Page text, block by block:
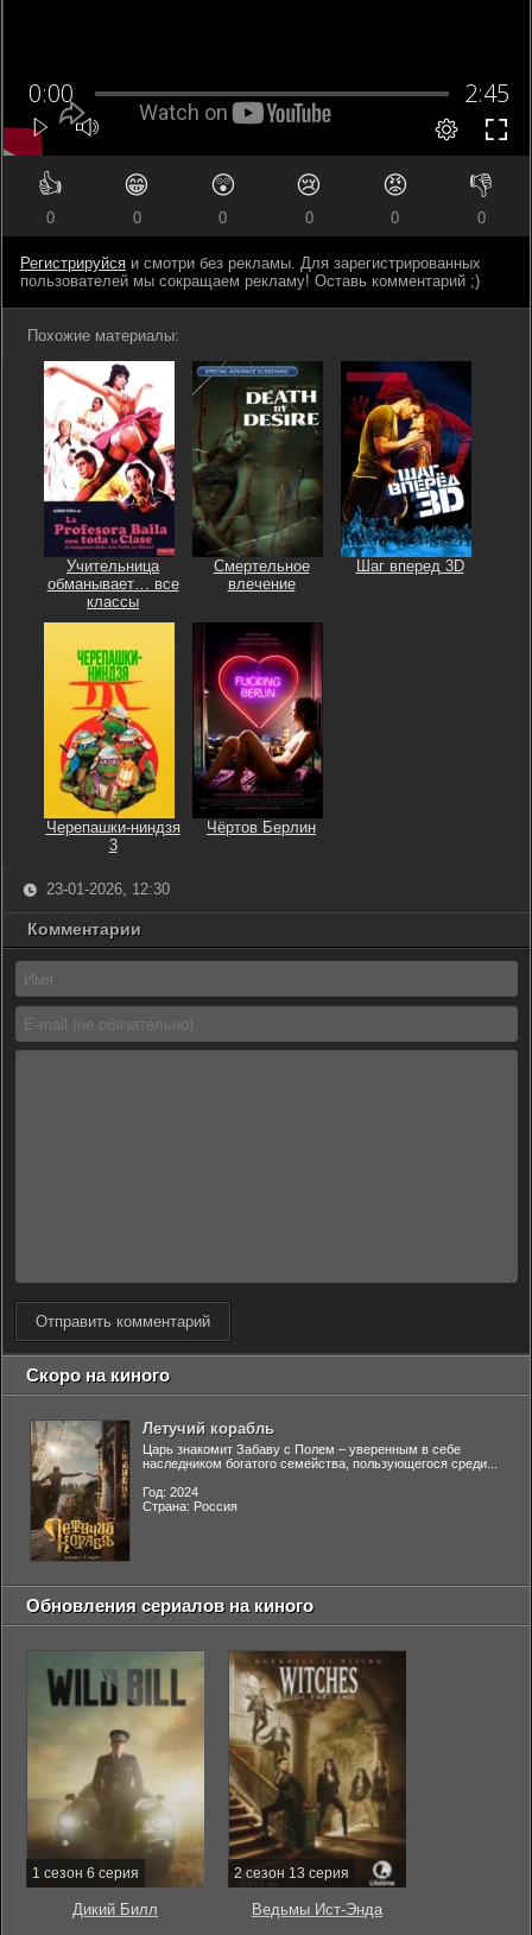
👍
0
😁
0
😲
0
😢
0
😡
0
👎
0
Регистрируйся и смотри без рекламы. Для зарегистрированных
пользователей мы сокращаем рекламу! Оставь комментарий ;)
Похожие материалы:
Учительница
обманывает… все
классы
Смертельное
влечение
Шаг вперед 3D
Черепашки-ниндзя
3
Чёртов Берлин
23-01-2026, 12:30
Комментарии
Отправить комментарий
Скоро на киного
Летучий корабль
Царь знакомит Забаву с Полем – уверенным в себе
наследником богатого семейства, пользующегося среди...
Год: 2024
Страна: Россия
Обновления сериалов на киного
1 сезон 6 серия
Дикий Билл
2 сезон 13 серия
Ведьмы Ист-Энда